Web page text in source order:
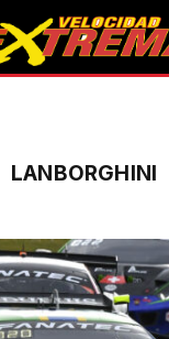
LANBORGHINI